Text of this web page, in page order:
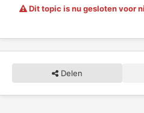
Dit topic is nu gesloten voor
Delen